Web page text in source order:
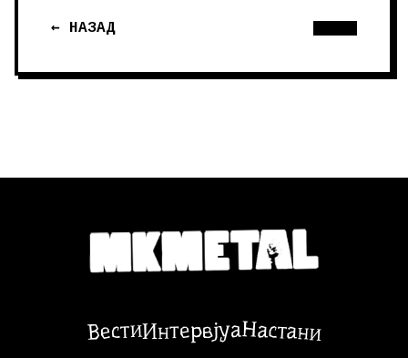
← НАЗАД
ВестиИнтервјуаНастани